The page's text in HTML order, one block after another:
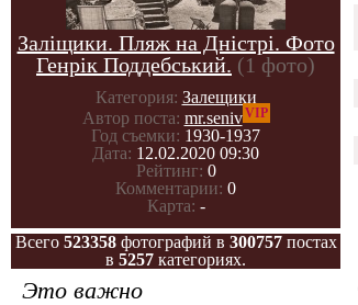
Заліщики. Пляж на Дністрі. Фото
Генрік Поддебський. (1 фото)
Категория: Залещики
Автор поста: mr.senivVIP
Год съемки: 1930-1937
Дата: 12.02.2020 09:30
Рейтинг: 0
Комментарии: 0
Карта: -
Всего 523358фотографий в 300757постах
в 5257 категориях.
Это важно